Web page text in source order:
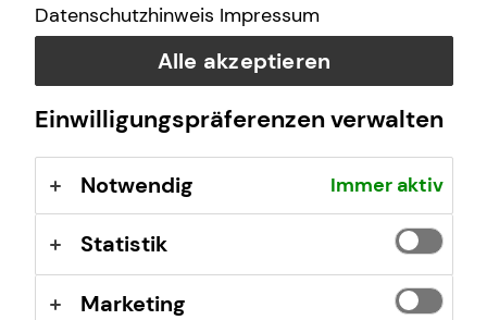
Erlaubnis nach § 34f GewO ​
Aufsichtsbehörde:
IHK Osnabrück - Emsland - Grafschaft Bentheim
Neuer Graben 38
49074 Osnabrück
Registrierungsnummer: D-F-162-9PY6-38
Berufsbezeichnung: Finanzanlagenvermittler nach § 34f
Abs. 1 Satz 1 Nr. 1 GewO Bundesrepublik Deutschland
Datenschutzhinweis Impressum
Alle akzeptieren
Einwilligungspräferenzen verwalten
Notwendig Immer aktiv
Statistik
Marketing